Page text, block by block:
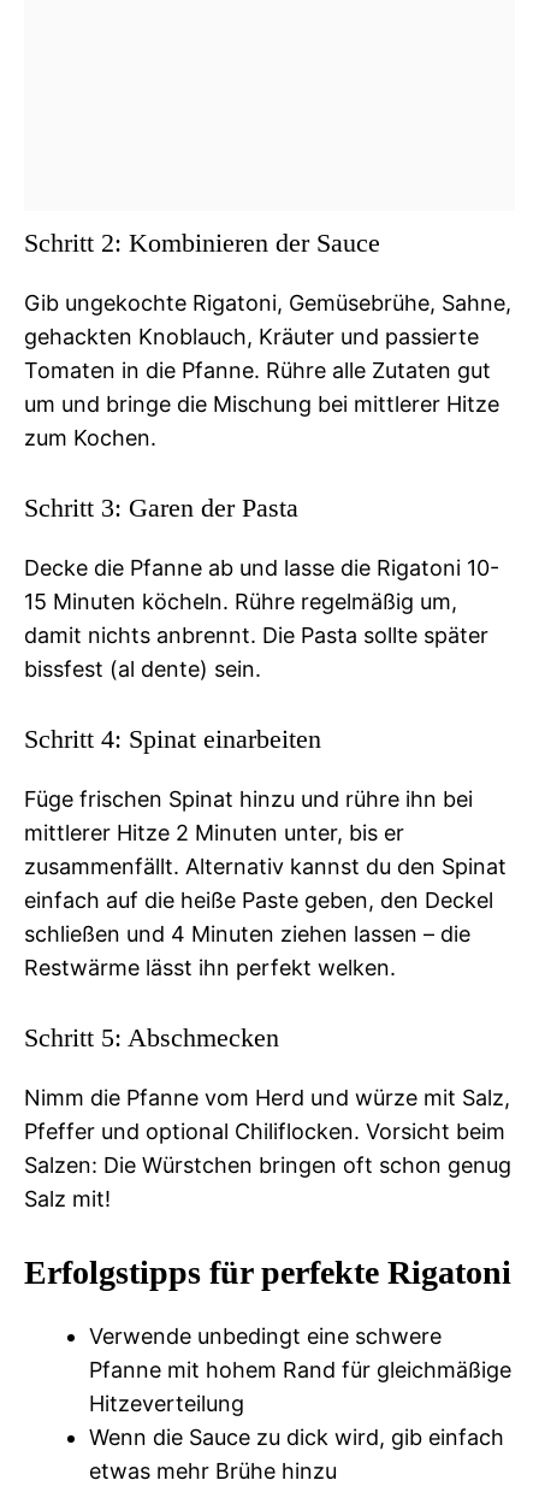
Schritt 2: Kombinieren der Sauce
Gib ungekochte Rigatoni, Gemüsebrühe, Sahne,
gehackten Knoblauch, Kräuter und passierte
Tomaten in die Pfanne. Rühre alle Zutaten gut
um und bringe die Mischung bei mittlerer Hitze
zum Kochen.
Schritt 3: Garen der Pasta
Decke die Pfanne ab und lasse die Rigatoni 10-
15 Minuten köcheln. Rühre regelmäßig um,
damit nichts anbrennt. Die Pasta sollte später
bissfest (al dente) sein.
Schritt 4: Spinat einarbeiten
Füge frischen Spinat hinzu und rühre ihn bei
mittlerer Hitze 2 Minuten unter, bis er
zusammenfällt. Alternativ kannst du den Spinat
einfach auf die heiße Paste geben, den Deckel
schließen und 4 Minuten ziehen lassen – die
Restwärme lässt ihn perfekt welken.
Schritt 5: Abschmecken
Nimm die Pfanne vom Herd und würze mit Salz,
Pfeffer und optional Chiliflocken. Vorsicht beim
Salzen: Die Würstchen bringen oft schon genug
Salz mit!
Erfolgstipps für perfekte Rigatoni
Verwende unbedingt eine schwere
Pfanne mit hohem Rand für gleichmäßige
Hitzeverteilung
Wenn die Sauce zu dick wird, gib einfach
etwas mehr Brühe hinzu